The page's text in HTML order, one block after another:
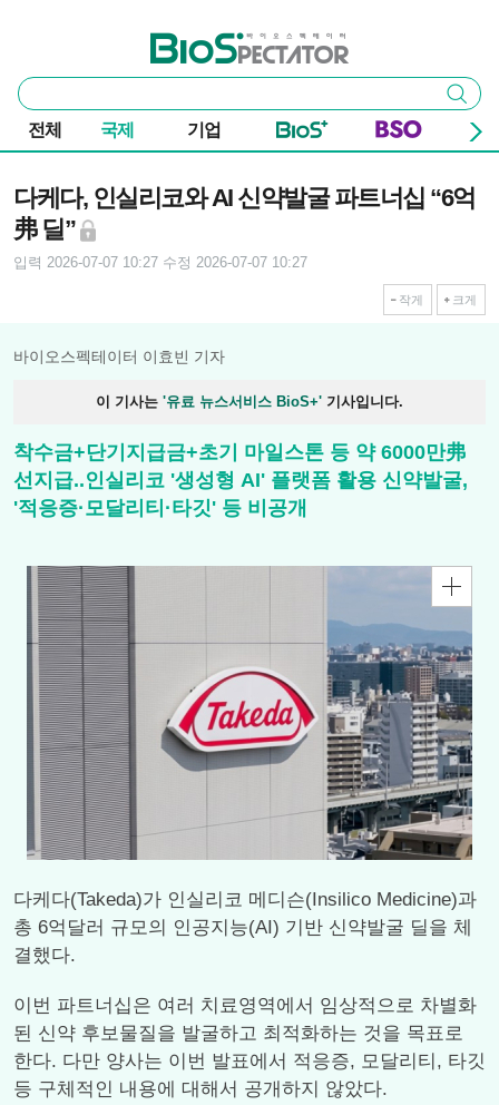
바이오스펙테이터
통
합
검
색
검색
전체 국제 기업
다케다, 인실리코와 AI 신약발굴 파트너십 “6억
弗 딜”
입력 2026-07-07 10:27 수정 2026-07-07 10:27
작게 크게
바이오스펙테이터 이효빈 기자
이 기사는 '유료 뉴스서비스 BioS+' 기사입니다.
착수금+단기지급금+초기 마일스톤 등 약 6000만弗
선지급..인실리코 '생성형 AI' 플랫폼 활용 신약발굴,
'적응증·모달리티·타깃' 등 비공개
다케다(Takeda)가 인실리코 메디슨(Insilico Medicine)과
총 6억달러 규모의 인공지능(AI) 기반 신약발굴 딜을 체
결했다.
이번 파트너십은 여러 치료영역에서 임상적으로 차별화
된 신약 후보물질을 발굴하고 최적화하는 것을 목표로
한다. 다만 양사는 이번 발표에서 적응증, 모달리티, 타깃
등 구체적인 내용에 대해서 공개하지 않았다.